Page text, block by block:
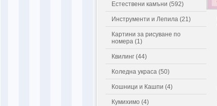
Естествени камъни (592)
Инструменти и Лепила (21)
Картини за рисуване по
номера (1)
Квилинг (44)
Коледна украса (50)
Кошници и Кашпи (4)
Кумихимо (4)